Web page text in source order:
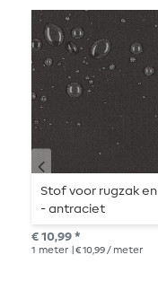
Stof voor rugzak
- antraciet
€ 10,99 *
1 meter | € 10,99 / meter